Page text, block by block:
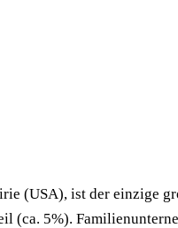
(USA), ist der einzige
(ca. 5%).